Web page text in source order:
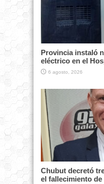
Provincia instaló
eléctrico en el
6 agosto, 2026
Chubut decretó
el fallecimiento de